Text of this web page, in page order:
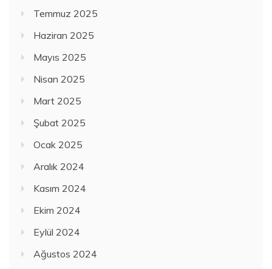
Temmuz 2025
Haziran 2025
Mayıs 2025
Nisan 2025
Mart 2025
Şubat 2025
Ocak 2025
Aralık 2024
Kasım 2024
Ekim 2024
Eylül 2024
Ağustos 2024